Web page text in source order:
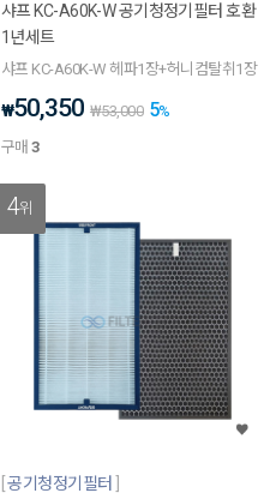
샤프 KC-A60K-W 공기청정기필터 호환
1년세트
샤프 KC-A60K-W 헤파1장+허니컴탈취1장
₩50,350 ₩53,000 5%
구매3
4위
공기청정기필터